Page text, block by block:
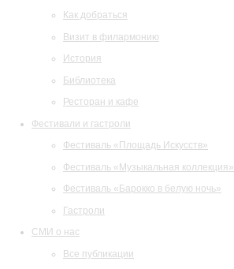
Как добраться
Визит в филармонию
История
Библиотека
Ресторан и кафе
Фестивали и гастроли
Фестиваль «Площадь Искусств»
Фестиваль «Музыкальная коллекция»
Фестиваль «Барокко в белую ночь»
Гастроли
СМИ о нас
Все публикации